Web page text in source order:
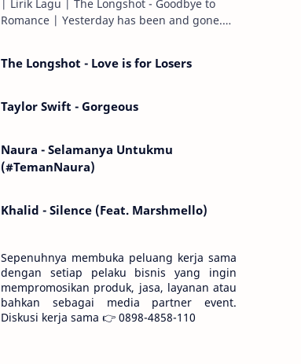
| Lirik Lagu | The Longshot - Goodbye to
Romance | Yesterday has been and gone.
The Longshot - Love is for Losers
Taylor Swift - Gorgeous
Naura - Selamanya Untukmu
(#TemanNaura)
Khalid - Silence (Feat. Marshmello)
Sepenuhnya membuka peluang kerja sama
dengan setiap pelaku bisnis yang ingin
mempromosikan produk, jasa, layanan atau
bahkan sebagai media partner event.
Diskusi kerja sama 👉 0898-4858-110